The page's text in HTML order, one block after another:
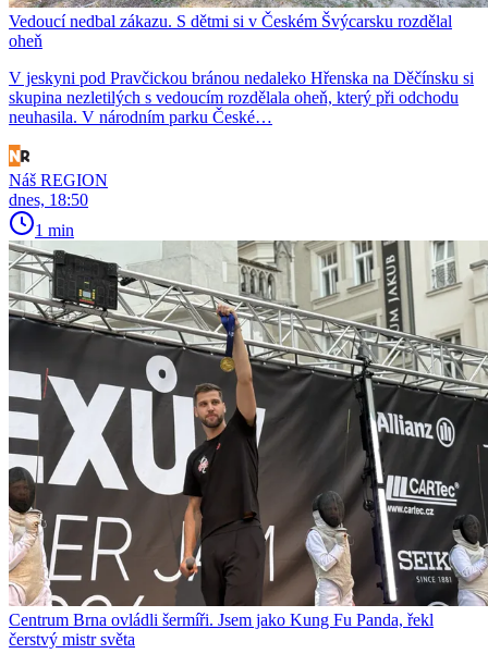
Vedoucí nedbal zákazu. S dětmi si v Českém Švýcarsku rozdělal
oheň
V jeskyni pod Pravčickou bránou nedaleko Hřenska na Děčínsku si
skupina nezletilých s vedoucím rozdělala oheň, který při odchodu
neuhasila. V národním parku České…
Náš REGION
dnes, 18:50
1 min
Centrum Brna ovládli šermíři. Jsem jako Kung Fu Panda, řekl
čerstvý mistr světa